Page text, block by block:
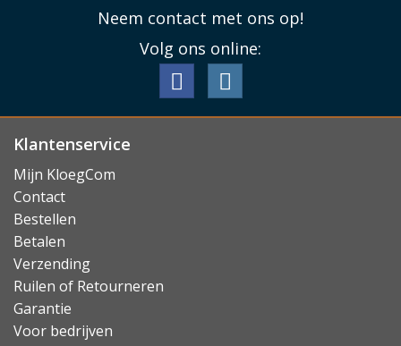
Neem contact met ons op!
Volg ons online:
Klantenservice
Mijn KloegCom
Contact
Bestellen
Betalen
Verzending
Ruilen of Retourneren
Garantie
Voor bedrijven